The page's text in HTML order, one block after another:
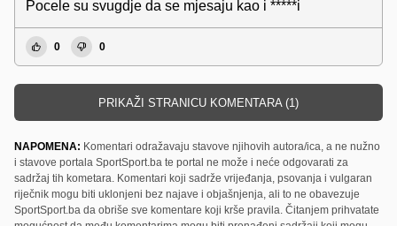
Pocele su svugdje da se mjesaju kao i *****i
0 0
PRIKAŽI STRANICU KOMENTARA (1)
NAPOMENA: Komentari odražavaju stavove njihovih autora/ica, a ne nužno
i stavove portala SportSport.ba te portal ne može i neće odgovarati za
sadržaj tih kometara. Komentari koji sadrže vrijeđanja, psovanja i vulgaran
riječnik mogu biti uklonjeni bez najave i objašnjenja, ali to ne obavezuje
SportSport.ba da obriše sve komentare koji krše pravila. Čitanjem prihvatate